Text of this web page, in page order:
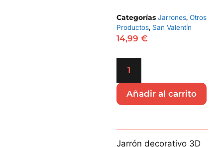
Categorías Jarrones, Otros
Productos, San Valentín
14,99 €
Añadir al carrito
Jarrón decorativo 3D